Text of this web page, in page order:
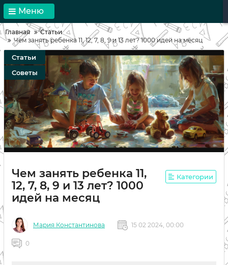
Меню
Главная
Статьи
Чем занять ребенка 11, 12, 7, 8, 9 и 13 лет? 1000 идей на месяц
Статьи
Советы
Чем занять ребенка 11,
12, 7, 8, 9 и 13 лет? 1000
идей на месяц
Категории
Мария Константинова 15 02 2024, 00:00
0